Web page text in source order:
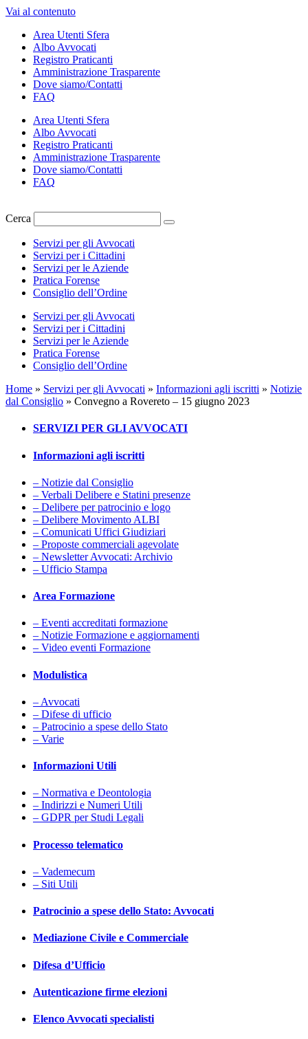
Vai al contenuto
Area Utenti Sfera
Albo Avvocati
Registro Praticanti
Amministrazione Trasparente
Dove siamo/Contatti
FAQ
Area Utenti Sfera
Albo Avvocati
Registro Praticanti
Amministrazione Trasparente
Dove siamo/Contatti
FAQ
Cerca
Servizi per gli Avvocati
Servizi per i Cittadini
Servizi per le Aziende
Pratica Forense
Consiglio dell’Ordine
Servizi per gli Avvocati
Servizi per i Cittadini
Servizi per le Aziende
Pratica Forense
Consiglio dell’Ordine
Home » Servizi per gli Avvocati » Informazioni agli iscritti » Notizie
dal Consiglio » Convegno a Rovereto – 15 giugno 2023
SERVIZI PER GLI AVVOCATI
Informazioni agli iscritti
– Notizie dal Consiglio
– Verbali Delibere e Statini presenze
– Delibere per patrocinio e logo
– Delibere Movimento ALBI
– Comunicati Uffici Giudiziari
– Proposte commerciali agevolate
– Newsletter Avvocati: Archivio
– Ufficio Stampa
Area Formazione
– Eventi accreditati formazione
– Notizie Formazione e aggiornamenti
– Video eventi Formazione
Modulistica
– Avvocati
– Difese di ufficio
– Patrocinio a spese dello Stato
– Varie
Informazioni Utili
– Normativa e Deontologia
– Indirizzi e Numeri Utili
– GDPR per Studi Legali
Processo telematico
– Vademecum
– Siti Utili
Patrocinio a spese dello Stato: Avvocati
Mediazione Civile e Commerciale
Difesa d’Ufficio
Autenticazione firme elezioni
Elenco Avvocati specialisti